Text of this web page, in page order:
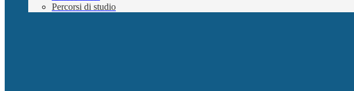
Percorsi di studio